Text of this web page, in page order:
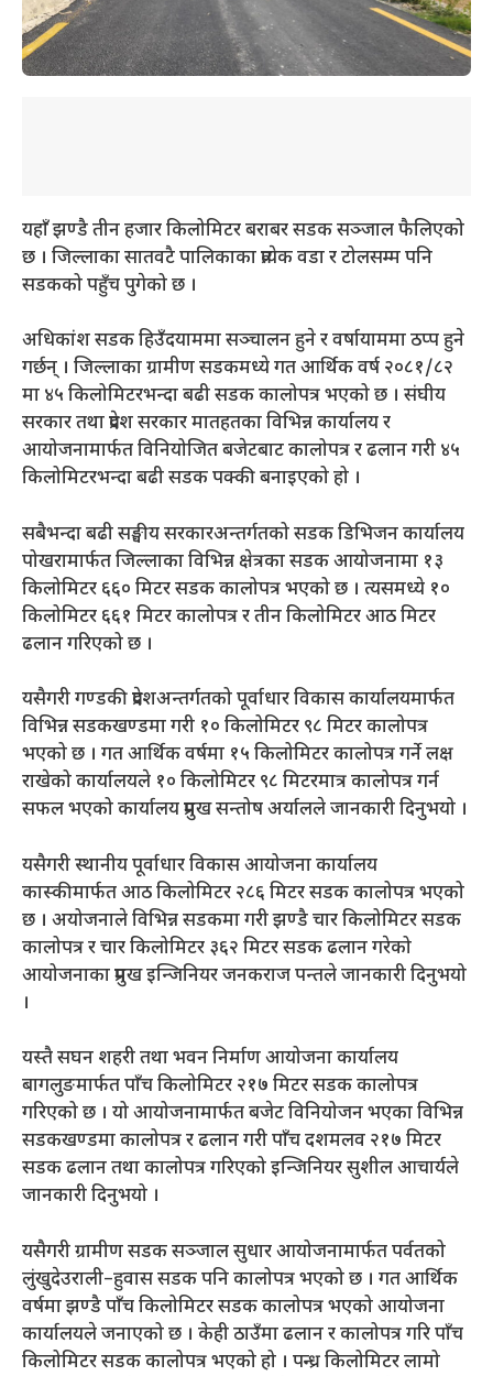
यहाँ झण्डै तीन हजार किलोमिटर बराबर सडक सञ्जाल फैलिएको
छ । जिल्लाका सातवटै पालिकाका प्रत्येक वडा र टोलसम्म पनि
सडकको पहुँच पुगेको छ ।
अधिकांश सडक हिउँदयाममा सञ्चालन हुने र वर्षायाममा ठप्प हुने
गर्छन् । जिल्लाका ग्रामीण सडकमध्ये गत आर्थिक वर्ष २०८१/८२
मा ४५ किलोमिटरभन्दा बढी सडक कालोपत्र भएको छ । संघीय
सरकार तथा प्रदेश सरकार मातहतका विभिन्न कार्यालय र
आयोजनामार्फत विनियोजित बजेटबाट कालोपत्र र ढलान गरी ४५
किलोमिटरभन्दा बढी सडक पक्की बनाइएको हो ।
सबैभन्दा बढी सङ्घीय सरकारअन्तर्गतको सडक डिभिजन कार्यालय
पोखरामार्फत जिल्लाका विभिन्न क्षेत्रका सडक आयोजनामा १३
किलोमिटर ६६० मिटर सडक कालोपत्र भएको छ । त्यसमध्ये १०
किलोमिटर ६६१ मिटर कालोपत्र र तीन किलोमिटर आठ मिटर
ढलान गरिएको छ ।
यसैगरी गण्डकी प्रदेशअन्तर्गतको पूर्वाधार विकास कार्यालयमार्फत
विभिन्न सडकखण्डमा गरी १० किलोमिटर ९८ मिटर कालोपत्र
भएको छ । गत आर्थिक वर्षमा १५ किलोमिटर कालोपत्र गर्ने लक्ष
राखेको कार्यालयले १० किलोमिटर ९८ मिटरमात्र कालोपत्र गर्न
सफल भएको कार्यालय प्रमुख सन्तोष अर्यालले जानकारी दिनुभयो ।
यसैगरी स्थानीय पूर्वाधार विकास आयोजना कार्यालय
कास्कीमार्फत आठ किलोमिटर २८६ मिटर सडक कालोपत्र भएको
छ । अयोजनाले विभिन्न सडकमा गरी झण्डै चार किलोमिटर सडक
कालोपत्र र चार किलोमिटर ३६२ मिटर सडक ढलान गरेको
आयोजनाका प्रमुख इन्जिनियर जनकराज पन्तले जानकारी दिनुभयो
।
यस्तै सघन शहरी तथा भवन निर्माण आयोजना कार्यालय
बागलुङमार्फत पाँच किलोमिटर २१७ मिटर सडक कालोपत्र
गरिएको छ । यो आयोजनामार्फत बजेट विनियोजन भएका विभिन्न
सडकखण्डमा कालोपत्र र ढलान गरी पाँच दशमलव २१७ मिटर
सडक ढलान तथा कालोपत्र गरिएको इन्जिनियर सुशील आचार्यले
जानकारी दिनुभयो ।
यसैगरी ग्रामीण सडक सञ्जाल सुधार आयोजनामार्फत पर्वतको
लुंखुदेउराली–हुवास सडक पनि कालोपत्र भएको छ । गत आर्थिक
वर्षमा झण्डै पाँच किलोमिटर सडक कालोपत्र भएको आयोजना
कार्यालयले जनाएको छ । केही ठाउँमा ढलान र कालोपत्र गरि पाँच
किलोमिटर सडक कालोपत्र भएको हो । पन्ध्र किलोमिटर लामो